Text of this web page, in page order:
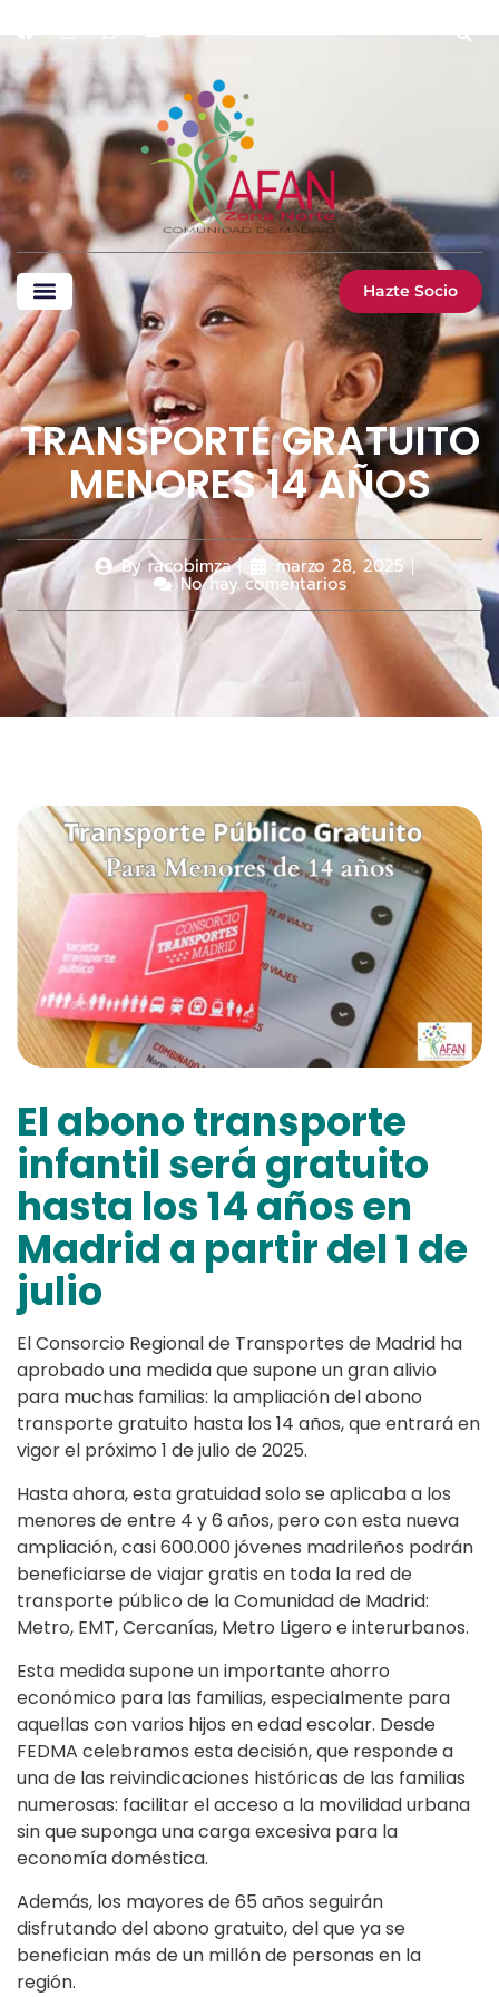
Hazte Socio
TRANSPORTE GRATUITO
MENORES 14 AÑOS
Byracobimza marzo 28, 2025
No hay comentarios
El abono transporte
infantil será gratuito
hasta los 14 años en
Madrid a partir del 1 de
julio
El Consorcio Regional de Transportes de Madrid ha
aprobado una medida que supone un gran alivio
para muchas familias: la ampliación del abono
transporte gratuito hasta los 14 años, que entrará en
vigor el próximo 1 de julio de 2025.
Hasta ahora, esta gratuidad solo se aplicaba a los
menores de entre 4 y 6 años, pero con esta nueva
ampliación, casi 600.000 jóvenes madrileños podrán
beneficiarse de viajar gratis en toda la red de
transporte público de la Comunidad de Madrid:
Metro, EMT, Cercanías, Metro Ligero e interurbanos.
Esta medida supone un importante ahorro
económico para las familias, especialmente para
aquellas con varios hijos en edad escolar. Desde
FEDMA celebramos esta decisión, que responde a
una de las reivindicaciones históricas de las familias
numerosas: facilitar el acceso a la movilidad urbana
sin que suponga una carga excesiva para la
economía doméstica.
Además, los mayores de 65 años seguirán
disfrutando del abono gratuito, del que ya se
benefician más de un millón de personas en la
región.